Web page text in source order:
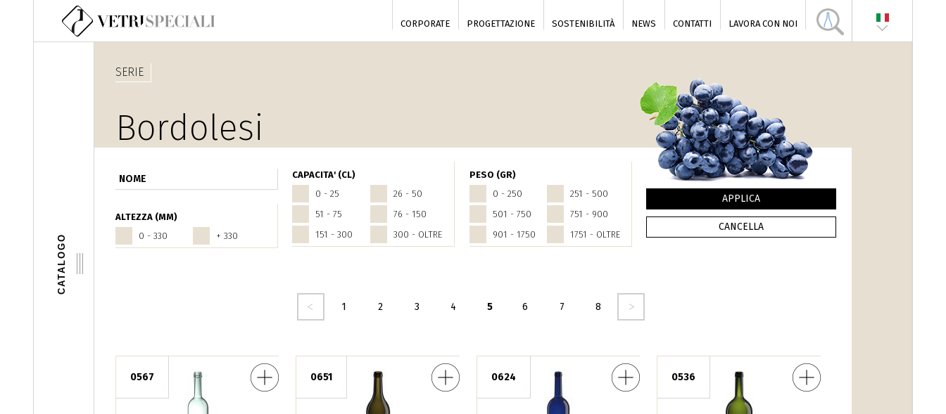
Salta al contenuto principale
CORPORATE PROGETTAZIONE SOSTENIBILITÀ NEWS CONTATTI LAVORA CON NOI
CATALOGO
ALTEZZA (MM)
0 - 330
+ 330
CAPACITA' (CL)
0 - 25
26 - 50
51 - 75
76 - 150
151 - 300
300 - OLTRE
PESO (GR)
0 - 250
251 - 500
501 - 750
751 - 900
901 - 1750
1751 - OLTRE
SERIE
Bordolesi
1 2 3 4 5 6 7 8
seguente ›
0567 0651
Bordolese Ancienne NV 75
0624
Bordolese S.15 150
0536
Bordolese Golia Bassa 150